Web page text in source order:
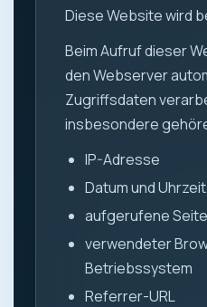
Diese Website wird
Beim Aufruf dieser
den Webserver
Zugriffsdaten
insbesondere
IP-Adresse
Datum und
aufgerufene
verwendeter
Betriebssystem
Referrer-URL